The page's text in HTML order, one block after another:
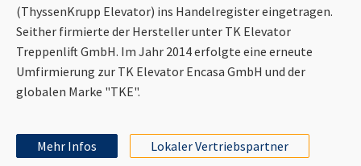
(ThyssenKrupp Elevator) ins Handelregister eingetragen.
Seither firmierte der Hersteller unter TK Elevator
Treppenlift GmbH. Im Jahr 2014 erfolgte eine erneute
Umfirmierung zur TK Elevator Encasa GmbH und der
globalen Marke "TKE".
Mehr Infos Lokaler Vertriebspartner